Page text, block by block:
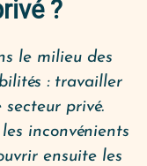
?
le milieu des
: travailler
privé.
inconvénients
ensuite les